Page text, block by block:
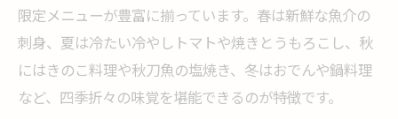
居酒屋で味わいたい季節限定の逸品紹介
鶏肉料理と串焼きが光る居酒屋体験を満喫
居酒屋で食べたい絶品串焼きメニュー特集
鶏肉料理が自慢の居酒屋で人気の理由を検
限定メニューが豊富に揃っています。春は新鮮な魚介の
刺身、夏は冷たい冷やしトマトや焼きとうもろこし、秋
にはきのこ料理や秋刀魚の塩焼き、冬はおでんや鍋料理
など、四季折々の味覚を堪能できるのが特徴です。